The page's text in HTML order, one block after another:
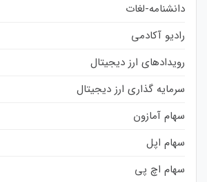
دانشنامه-لغات
رادیو آکادمی
رویدادهای ارز دیجیتال
سرمایه گذاری ارز دیجیتال
سهام آمازون
سهام اپل
سهام اچ پی